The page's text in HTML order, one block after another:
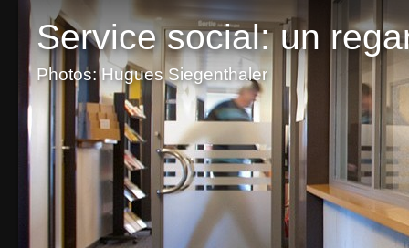
Service social: un
Photos: Hugues Siegenthaler